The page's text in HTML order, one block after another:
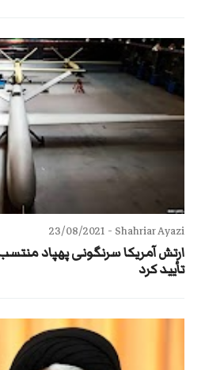
Shahriar Ayazi -
23/08/2021
ارتش آمریکا سرنگونی پهپاد
تأیید کرد